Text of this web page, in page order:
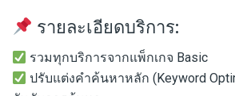
รายละเอียดบริการ:
รวมทุกบริการจากแพ็กเกจ Basic
ปรับแต่งคำค้นหาหลัก (Keyword